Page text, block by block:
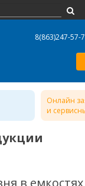
8(863)247-57-
Онлайн
и
в емкостях